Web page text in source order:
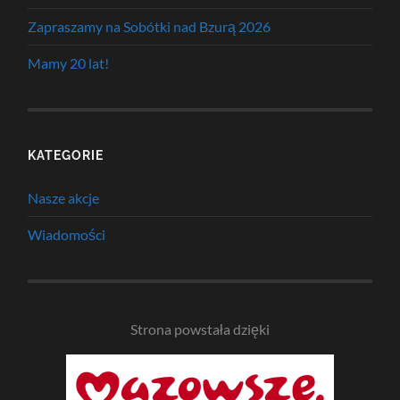
Zapraszamy na Sobótki nad Bzurą 2026
Mamy 20 lat!
KATEGORIE
Nasze akcje
Wiadomości
Strona powstała dzięki